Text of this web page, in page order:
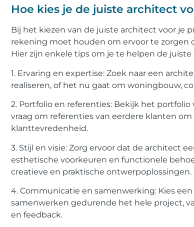
Hoe kies je de juiste architect
Bij het kiezen van de juiste architect voor je
rekening moet houden om ervoor te zorgen
Hier zijn enkele tips om je te helpen de
1. Ervaring en expertise: Zoek naar een
realiseren, of het nu gaat om woningbouw,
2. Portfolio en referenties: Bekijk het
vraag om referenties van eerdere klanten
klanttevredenheid.
3. Stijl en visie: Zorg ervoor dat de architect
esthetische voorkeuren en functionele
creatieve en praktische ontwerpoplossingen.
4. Communicatie en samenwerking: Kies
samenwerken gedurende het hele project,
en feedback.